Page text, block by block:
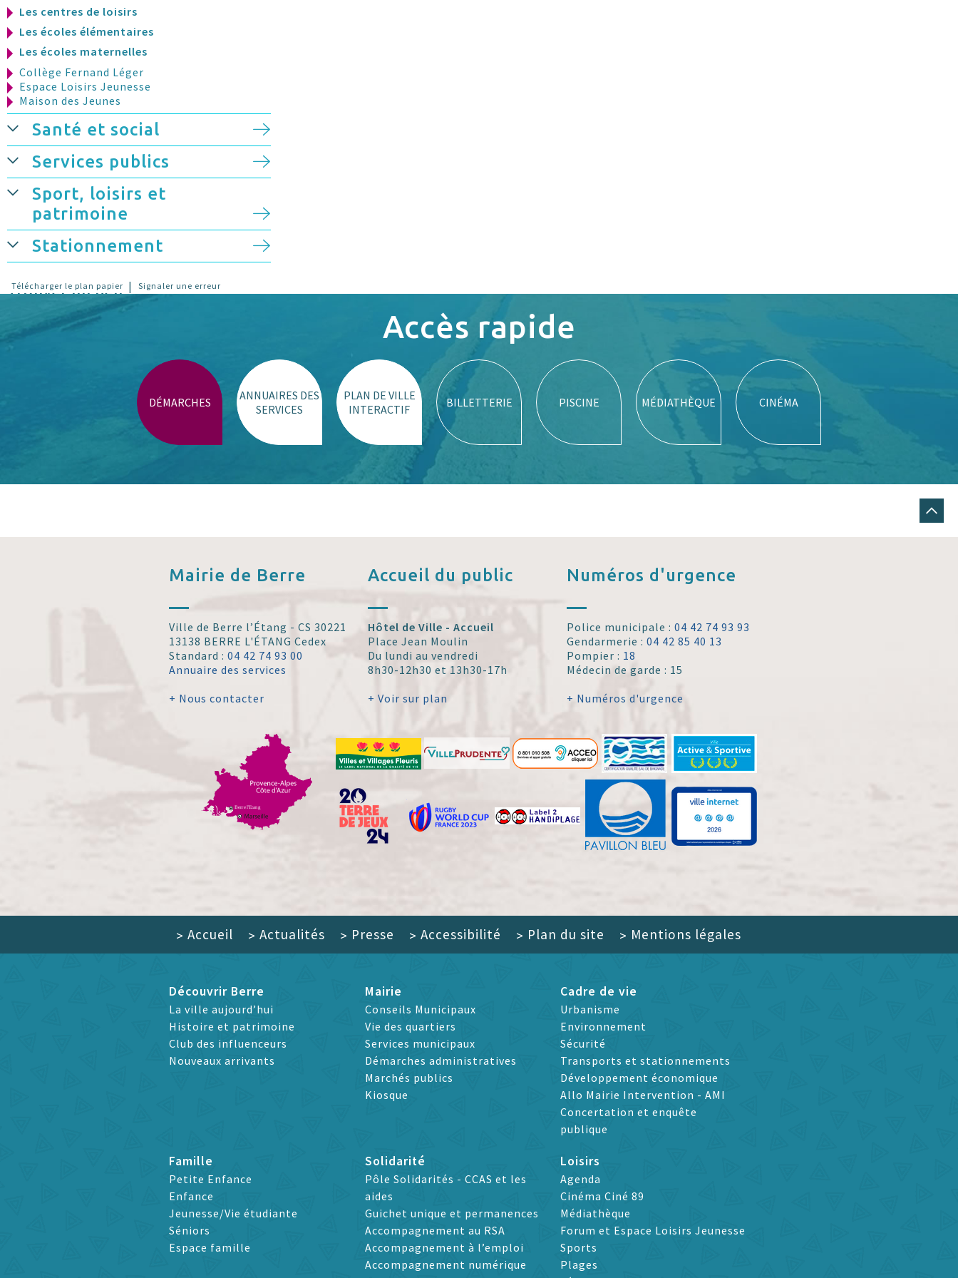
Les centres de loisirs
Les écoles élémentaires
Les écoles maternelles
Collège Fernand Léger
Espace Loisirs Jeunesse
Maison des Jeunes
Santé et social
Services publics
Sport, loisirs et
patrimoine
Stationnement
Trouver un lieu
Télécharger le plan papier | Signaler une erreur
Accès rapide
DÉMARCHES
ANNUAIRES DES
SERVICES
PLAN DE VILLE
INTERACTIF
BILLETTERIE PISCINE MÉDIATHÈQUE CINÉMA
Mairie de Berre
Ville de Berre l’Étang - CS 30221
13138 BERRE L'ÉTANG Cedex
Standard :04 42 74 93 00
Annuaire des services
+ Nous contacter
Accueil du public
Hôtel de Ville - Accueil
Place Jean Moulin
Du lundi au vendredi
8h30-12h30 et 13h30-17h
+ Voir sur plan
Numéros d'urgence
Police municipale :04 42 74 93 93
Gendarmerie :04 42 85 40 13
Pompier : 18
Médecin de garde : 15
+ Numéros d'urgence
> Accueil > Actualités > Presse > Accessibilité > Plan du site > Mentions légales
Découvrir Berre
La ville aujourd’hui
Histoire et patrimoine
Club des influenceurs
Nouveaux arrivants
Mairie
Conseils Municipaux
Vie des quartiers
Services municipaux
Démarches administratives
Marchés publics
Kiosque
Cadre de vie
Urbanisme
Environnement
Sécurité
Transports et stationnements
Développement économique
Allo Mairie Intervention - AMI
Concertation et enquête
publique
Famille
Petite Enfance
Enfance
Jeunesse/Vie étudiante
Séniors
Espace famille
Solidarité
Pôle Solidarités - CCAS et les
aides
Guichet unique et permanences
Accompagnement au RSA
Accompagnement à l’emploi
Accompagnement numérique
Loisirs
Agenda
Cinéma Ciné 89
Médiathèque
Forum et Espace Loisirs Jeunesse
Sports
Plages